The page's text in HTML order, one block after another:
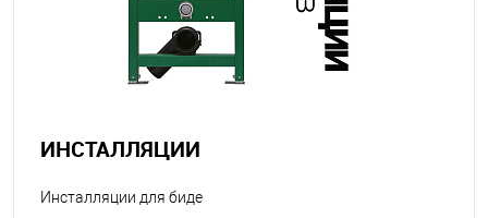
ИНСТАЛЛЯЦИИ
Инсталляции для биде